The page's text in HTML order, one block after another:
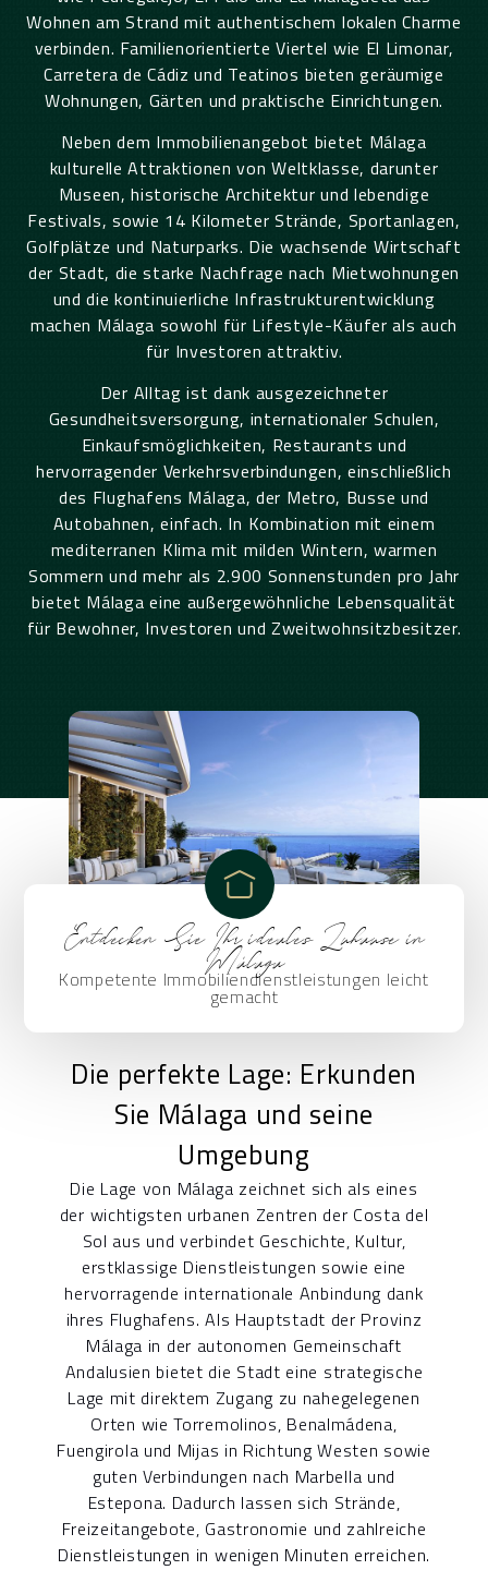
Wohnen am Strand mit authentischem lokalen Charme
verbinden. Familienorientierte Viertel wie El Limonar,
Carretera de Cádiz und Teatinos bieten geräumige
Wohnungen, Gärten und praktische Einrichtungen.
Neben dem Immobilienangebot bietet Málaga
kulturelle Attraktionen von Weltklasse, darunter
Museen, historische Architektur und lebendige
Festivals, sowie 14 Kilometer Strände, Sportanlagen,
Golfplätze und Naturparks. Die wachsende Wirtschaft
der Stadt, die starke Nachfrage nach Mietwohnungen
und die kontinuierliche Infrastrukturentwicklung
machen Málaga sowohl für Lifestyle-Käufer als auch
für Investoren attraktiv.
Der Alltag ist dank ausgezeichneter
Gesundheitsversorgung, internationaler Schulen,
Einkaufsmöglichkeiten, Restaurants und
hervorragender Verkehrsverbindungen, einschließlich
des Flughafens Málaga, der Metro, Busse und
Autobahnen, einfach. In Kombination mit einem
mediterranen Klima mit milden Wintern,warmen
Sommern und mehr als 2.900 Sonnenstunden pro Jahr
bietet Málaga eine außergewöhnliche Lebensqualität
für Bewohner, Investoren und Zweitwohnsitzbesitzer.
Entdecken Sie Ihr ideales Zuhause in
Málaga
Kompetente Immobiliendienstleistungen leicht
gemacht
Die perfekte Lage: Erkunden
Sie Málaga und seine
Umgebung
Die Lage von Málaga zeichnet sich als eines
der wichtigsten urbanen Zentren der Costa del
Sol aus und verbindet Geschichte, Kultur,
erstklassige Dienstleistungen sowie eine
hervorragende internationale Anbindung dank
ihres Flughafens. Als Hauptstadt der Provinz
Málaga in der autonomen Gemeinschaft
Andalusien bietet die Stadt eine strategische
Lage mit direktem Zugang zu nahegelegenen
Orten wie Torremolinos, Benalmádena,
Fuengirola und Mijas in Richtung Westen sowie
guten Verbindungen nach Marbella und
Estepona. Dadurch lassen sich Strände,
Freizeitangebote, Gastronomie und zahlreiche
Dienstleistungen in wenigen Minuten erreichen.